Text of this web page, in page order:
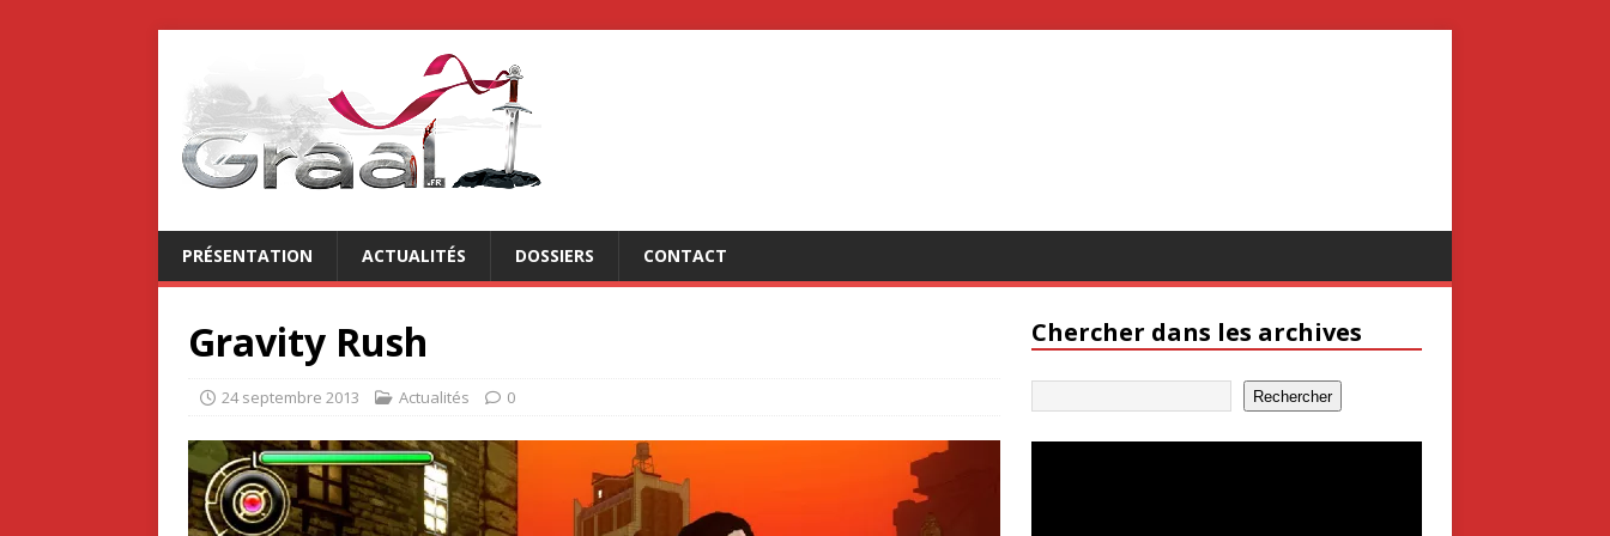
PRÉSENTATION ACTUALITÉS DOSSIERS CONTACT
Gravity Rush
24 septembre 2013 Actualités 0
Chercher dans les archives
Rechercher